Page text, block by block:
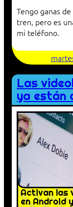
Tengo ganas
tren, pero es
mi teléfono.
Las
ya están
Activan las
en Android